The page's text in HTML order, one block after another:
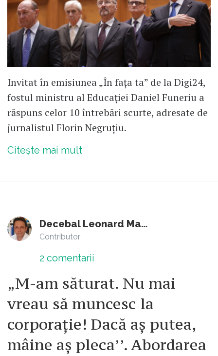
Invitat în emisiunea „În fața ta” de la Digi24,
fostul ministru al Educației Daniel Funeriu a
răspuns celor 10 întrebări scurte, adresate de
jurnalistul Florin Negruțiu.
Citește mai mult
Decebal Leonard Marin
Contributor
2 comentarii
„M-am săturat. Nu mai
vreau să muncesc la
corporație! Dacă aș putea,
mâine aș pleca’’. Abordarea